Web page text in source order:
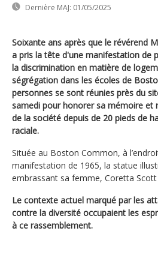
Dernière MAJ: 01/05/2025
Soixante ans après que le révérend
a pris la tête d'une manifestation de
la discrimination en matière de
ségrégation dans les écoles de
personnes se sont réunies près du
samedi pour honorer sa mémoire et
de la société depuis de 20 pieds de
raciale.
Située au Boston Common, à
manifestation de 1965, la statue
embrassant sa femme, Coretta Scott
Le contexte actuel marqué par les
contre la diversité occupaient les
à ce rassemblement.